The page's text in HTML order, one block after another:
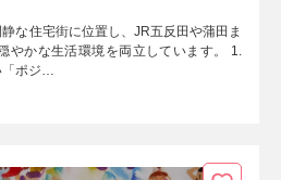
な住宅街に位置し、JR五反田や蒲田ま
やかな生活環境を両立しています。 1.
ポジ…